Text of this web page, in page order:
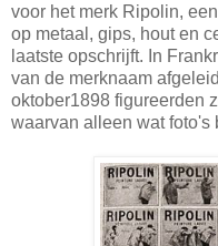
voor het merk Ripolin,
op metaal, gips, hout en
laatste opschrijft. In
van de merknaam
oktober1898 figureerden
waarvan alleen wat foto's